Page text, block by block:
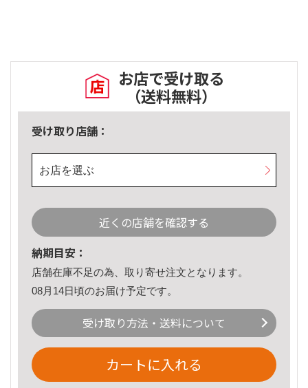
お店で受け取る
（送料無料）
受け取り店舗：
お店を選ぶ
近くの店舗を確認する
納期目安：
店舗在庫不足の為、取り寄せ注文となります。
08月14日頃のお届け予定です。
受け取り方法・送料について
カートに入れる